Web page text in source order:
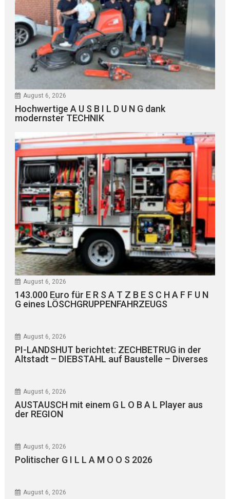
August 6, 2026
Hochwertige A U S B I L D U N G dank
modernster TECHNIK
August 6, 2026
143.000 Euro für E R S A T Z B E S C H A F F U N
G eines LÖSCHGRUPPENFAHRZEUGS
August 6, 2026
PI-LANDSHUT berichtet: ZECHBETRUG in der
Altstadt – DIEBSTAHL auf Baustelle – Diverses
August 6, 2026
AUSTAUSCH mit einem G L O B A L Player aus
der REGION
August 6, 2026
Politischer G I L L A M O O S 2026
August 6, 2026